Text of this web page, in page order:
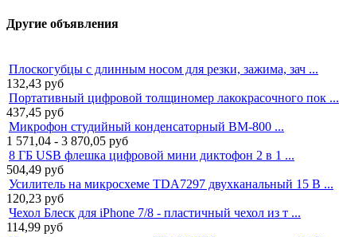
Другие объявления
Плоскогубцы с длинным носом для резки, зажима, зач ...
132,43 руб
Портативный цифровой толщиномер лакокрасочного пок ...
437,45 руб
Микрофон студийный конденсаторный BM-800 ...
1 571,04 - 3 870,05 руб
8 ГБ USB флешка цифровой мини диктофон 2 в 1 ...
504,49 руб
Усилитель на микросхеме TDA7297 двухканальный 15 В ...
120,23 руб
Чехол Блеск для iPhone 7/8 - пластичный чехол из т ...
114,99 руб